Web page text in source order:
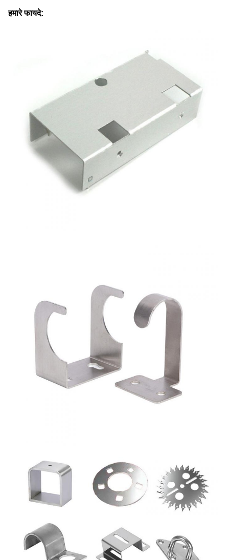
हमारे फायदे: